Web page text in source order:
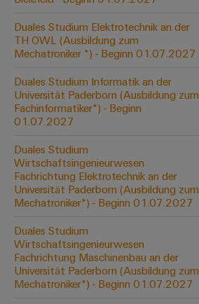
Lösungen
für
die
und
Abwasserindustrie
Wasserstoff
Wasserstoff
als
Schlüsseltechnologie
für
die
Energiewende
Windenergie
Effizienter
Betrieb
von
Windparks
Werkzeuge
Automaten
Software
Markierer
Industriedrucker
Industrieleuchte
Cabinet
Infrastructure
Assemblierungsservice
Bestückte
Duales Studium Elektrotechnik an der
TH OWL (Ausbildung zum
Mechatroniker *) - Beginn 01.07.2027
Duales Studium Informatik an der
Universität Paderborn (Ausbildung zum
Fachinformatiker*) - Beginn
01.07.2027
Duales Studium
Wirtschaftsingenieurwesen
Fachrichtung Elektrotechnik an der
Universität Paderborn (Ausbildung zum
Mechatroniker*) - Beginn 01.07.2027
Duales Studium
Wirtschaftsingenieurwesen
Fachrichtung Maschinenbau an der
Universität Paderborn (Ausbildung zum
Mechatroniker*) - Beginn 01.07.2027